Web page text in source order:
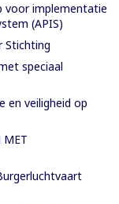
voor implementatie
(APIS)
Stichting
speciaal
en veiligheid op
MET